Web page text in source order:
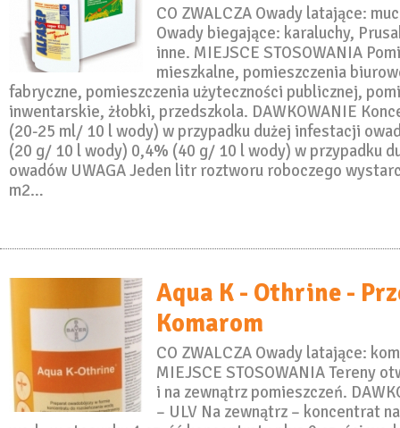
CO ZWALCZA Owady latające:
Owady biegające: karaluchy,
inne. MIEJSCE STOSOWANIA
mieszkalne, pomieszczenia
fabryczne, pomieszczenia użyteczności publicznej,
inwentarskie, żłobki, przedszkola. DAWKOWANIE
(20-25 ml/ 10 l wody) w przypadku dużej infestacji
(20 g/ 10 l wody) 0,4% (40 g/ 10 l wody) w przypadku
owadów UWAGA Jeden litr roztworu roboczego
m2…
Aqua K - Othrine -
Komarom
CO ZWALCZA Owady latające:
MIEJSCE STOSOWANIA Tereny
i na zewnątrz pomieszczeń.
– ULV Na zewnątrz – koncentrat